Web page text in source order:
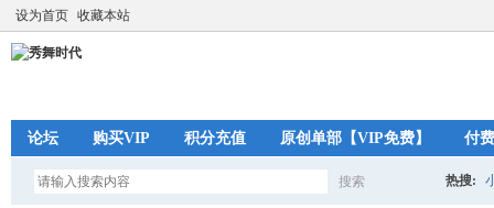
设为首页 收藏本站
论坛 购买VIP 积分充值 原创单部【VIP免费】 付
搜索 热搜: